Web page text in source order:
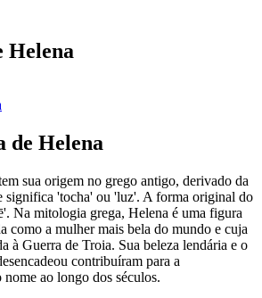
Helena
de Helena
sua origem no grego antigo, derivado da
significa 'tocha' ou 'luz'. A forma original do
Na mitologia grega, Helena é uma figura
como a mulher mais bela do mundo e cuja
à Guerra de Troia. Sua beleza lendária e o
contribuíram para a
ao longo dos séculos.